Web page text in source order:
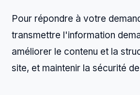
Pour répondre à votre
transmettre l'information
améliorer le contenu et la
site, et maintenir la sécurité